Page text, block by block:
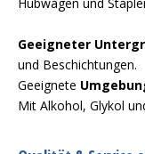
Geeigneter
und Beschichtungen.
Geeignete
Mit Alkohol, Glykol